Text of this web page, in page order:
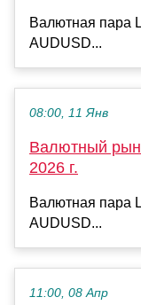
Валютная пара
AUDUSD...
08:00, 11 Янв
Валютный
2026 г.
Валютная пара
AUDUSD...
11:00, 08 Апр